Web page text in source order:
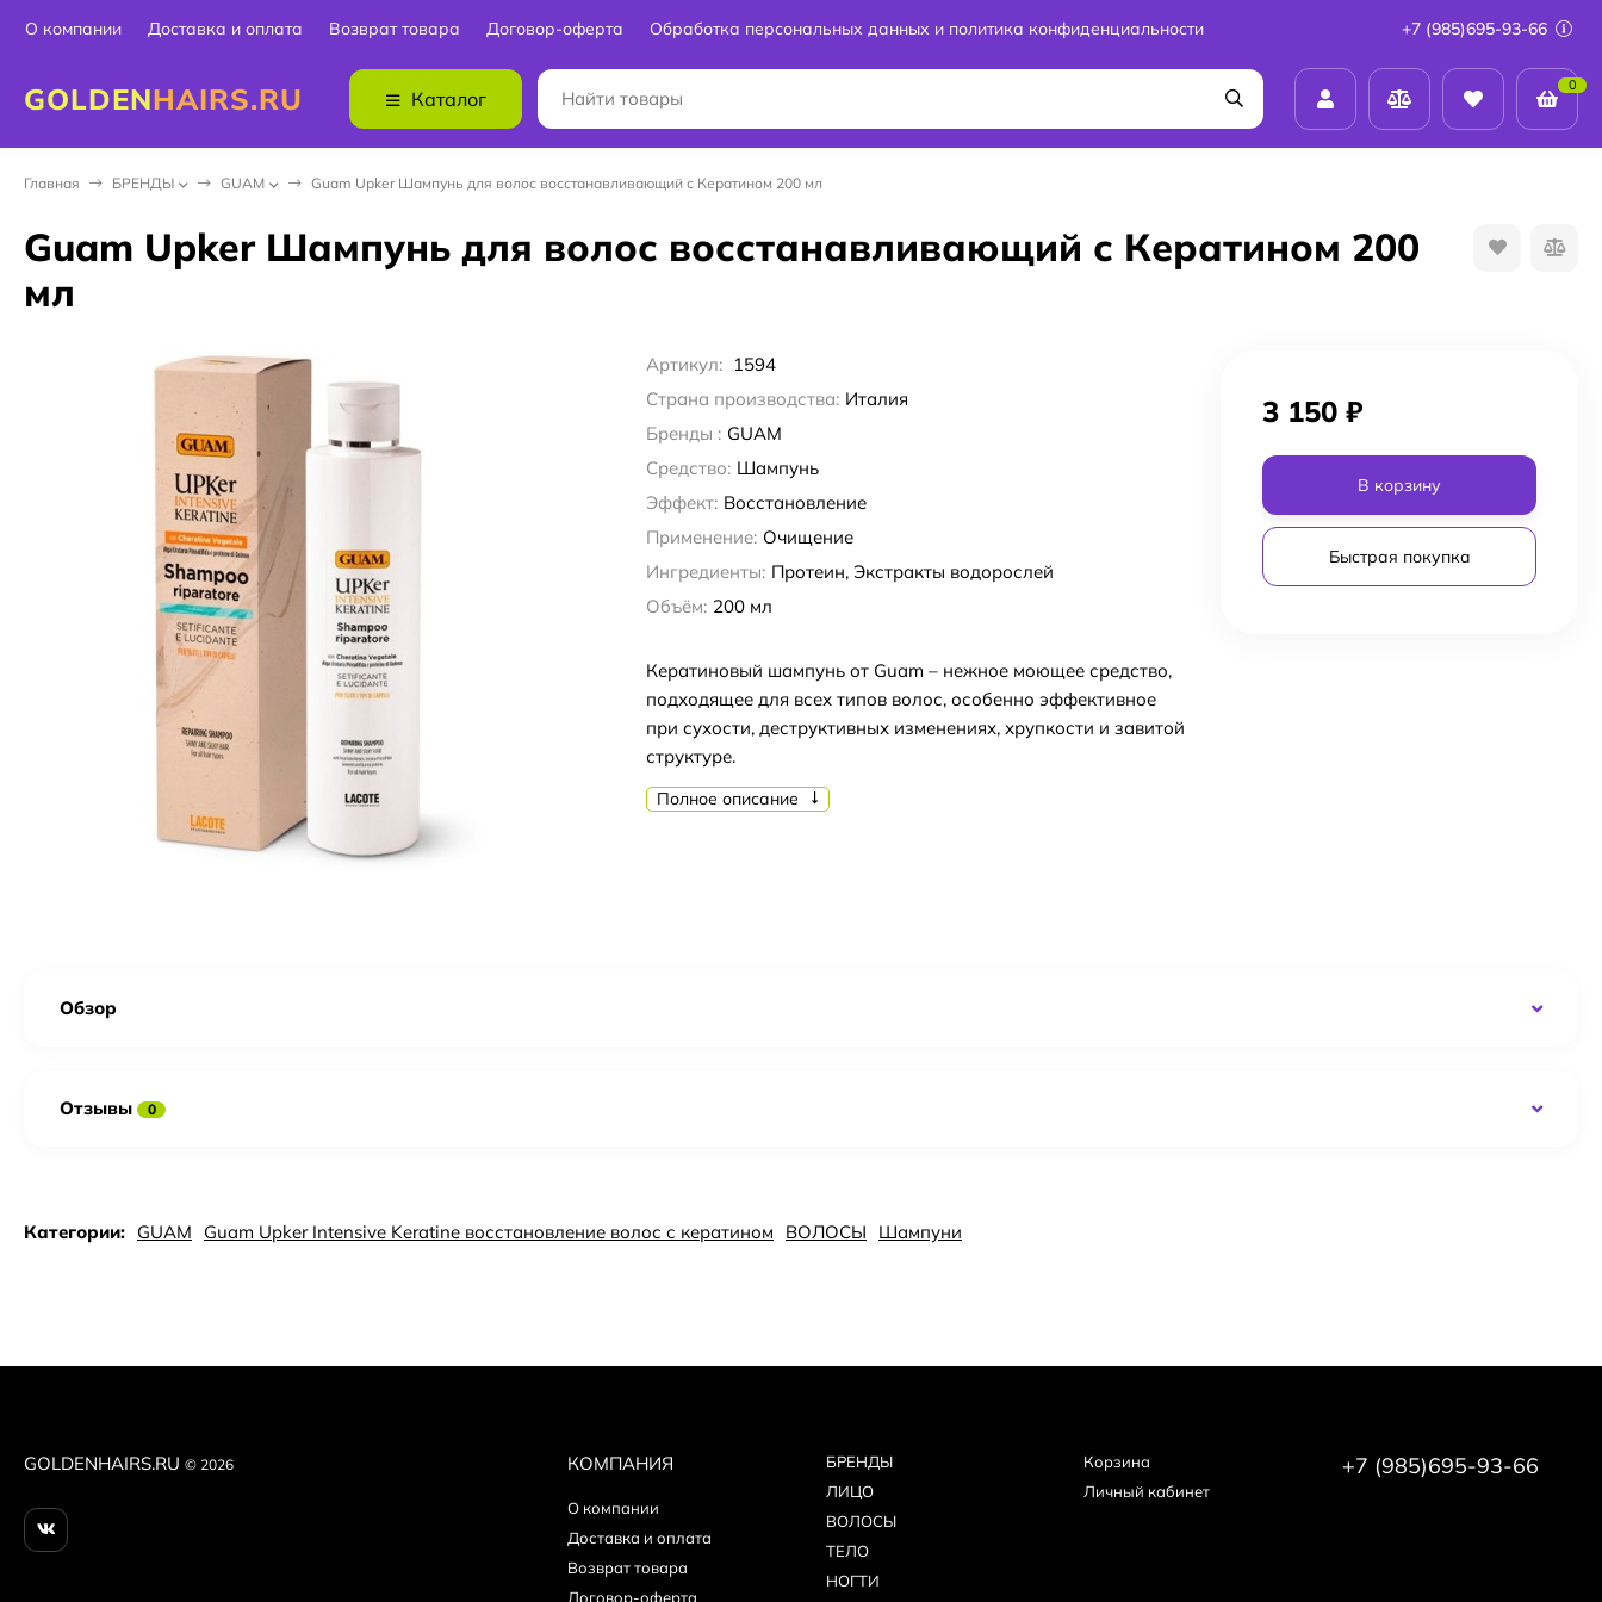
О компании Доставка и оплата Возврат товара Договор-оферта Обработка персональных данных и политика конфиденциальности +7 (985)695-93-66
GOLDENHAIRS.RU Каталог
0
Главная БPEНДЫ GUAM Guam Upker Шампунь для волос восстанавливающий с Кератином 200 мл
Guam Upker Шампунь для волос восстанавливающий с Кератином 200
мл
Артикул: 1594
Страна производства: Италия
Бренды : GUAM
Средство: Шампунь
Эффект: Восстановление
Применение: Очищение
Ингредиенты: Протеин, Экстракты водорослей
Объём: 200 мл
Кератиновый шампунь от Guam – нежное моющее средство,
подходящее для всех типов волос, особенно эффективное
при сухости, деструктивных изменениях, хрупкости и завитой
структуре.
Полное описание
3 150 ₽
В корзину
Быстрая покупка
Обзор
Отзывы 0
Категории: GUAM Guam Upker Intensive Keratine восстановление волос с кератином ВОЛОСЫ Шампуни
GOLDENHAIRS.RU © 2026 КОМПАНИЯ
О компании
Доставка и оплата
Возврат товара
Договор-оферта
БPEНДЫ
ЛИЦО
ВОЛОСЫ
ТЕЛО
НОГТИ
Корзина
Личный кабинет
+7 (985)695-93-66